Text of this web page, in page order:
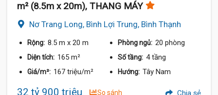
m² (8.5m x 20m), THANG MÁY
Nơ Trang Long, Bình Lợi Trung, Bình Thạnh
Rộng: 8.5 m x 20 m Phòng ngủ: 20 phòng
Diện tích: 165 m² Số tầng: 4 tầng
Giá/m²: 167 triệu/m² Hướng: Tây Nam
32 tỷ 900 triệu So sánh Chia sẻ